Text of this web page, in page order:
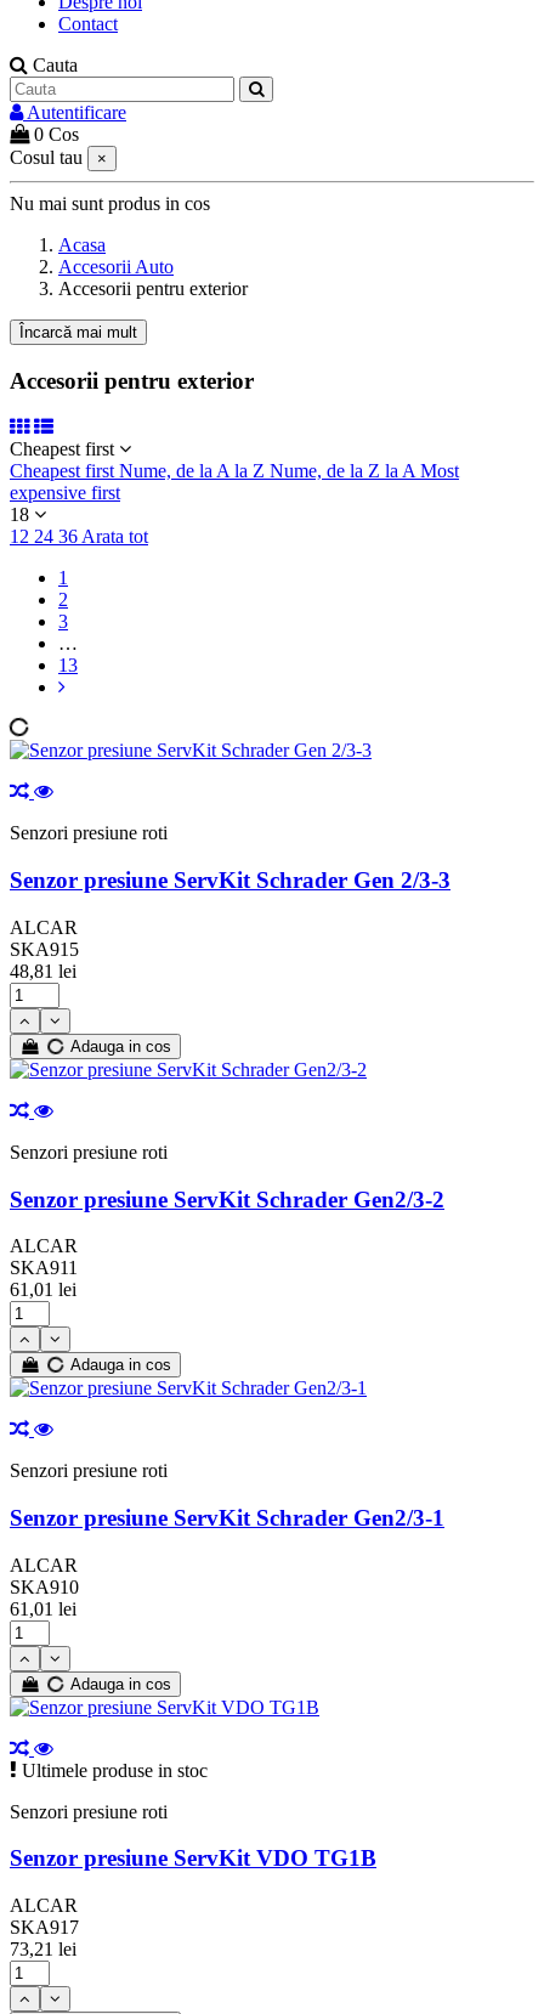
Contact
Cauta
Autentificare
0 Cos
Cosul tau
×
Nu mai sunt produs in cos
Acasa
Accesorii Auto
Accesorii pentru exterior
Filtre:
Ștergeți filtrele
Tip produs
Antena
Aparatoare
Capace roti
Husa anvelope
Material
--
M12 X 1.50
M12x1.25x27.5
M14 X 1.25
M14 x 1.5
M14 X 1.50
M14X1.5
M14x1.5x30.5
În plus...
Compatibilitate marca auto
AUDI
FORD
HYUNDAI
KIA
OPEL
PEUGEOT
R
SEAT
TOYOTA
UNIVERSALE
VOLKSWAGEN
În plus...
Capace pentru
Încarcă mai mult
Accesorii pentru exterior
Cheapest first
Cheapest firstNume, de la A la Z Nume, de la Z la AMost
expensive first
18
12 24 36Arata tot
1
2
3
…
13
Senzori presiune roti
Senzor presiune ServKit Schrader Gen 2/3-3
ALCAR
SKA915
48,81 lei
Adauga in cos
Senzori presiune roti
Senzor presiune ServKit Schrader Gen2/3-2
ALCAR
SKA911
61,01 lei
Adauga in cos
Senzori presiune roti
Senzor presiune ServKit Schrader Gen2/3-1
ALCAR
SKA910
61,01 lei
Adauga in cos
Ultimele produse in stoc
Senzori presiune roti
Senzor presiune ServKit VDO TG1B
ALCAR
SKA917
73,21 lei